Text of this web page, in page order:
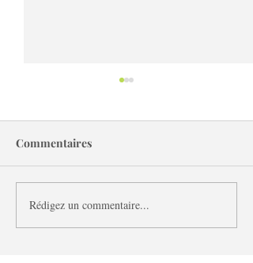
Gâteau cru chocolat
orange noisette vegan
Commentaires
Rédigez un commentaire...